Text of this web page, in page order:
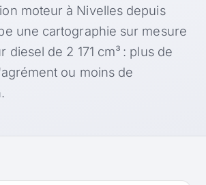
moteur à Nivelles depuis
une cartographie sur mesure
diesel de 2 171 cm³ : plus de
ou moins de